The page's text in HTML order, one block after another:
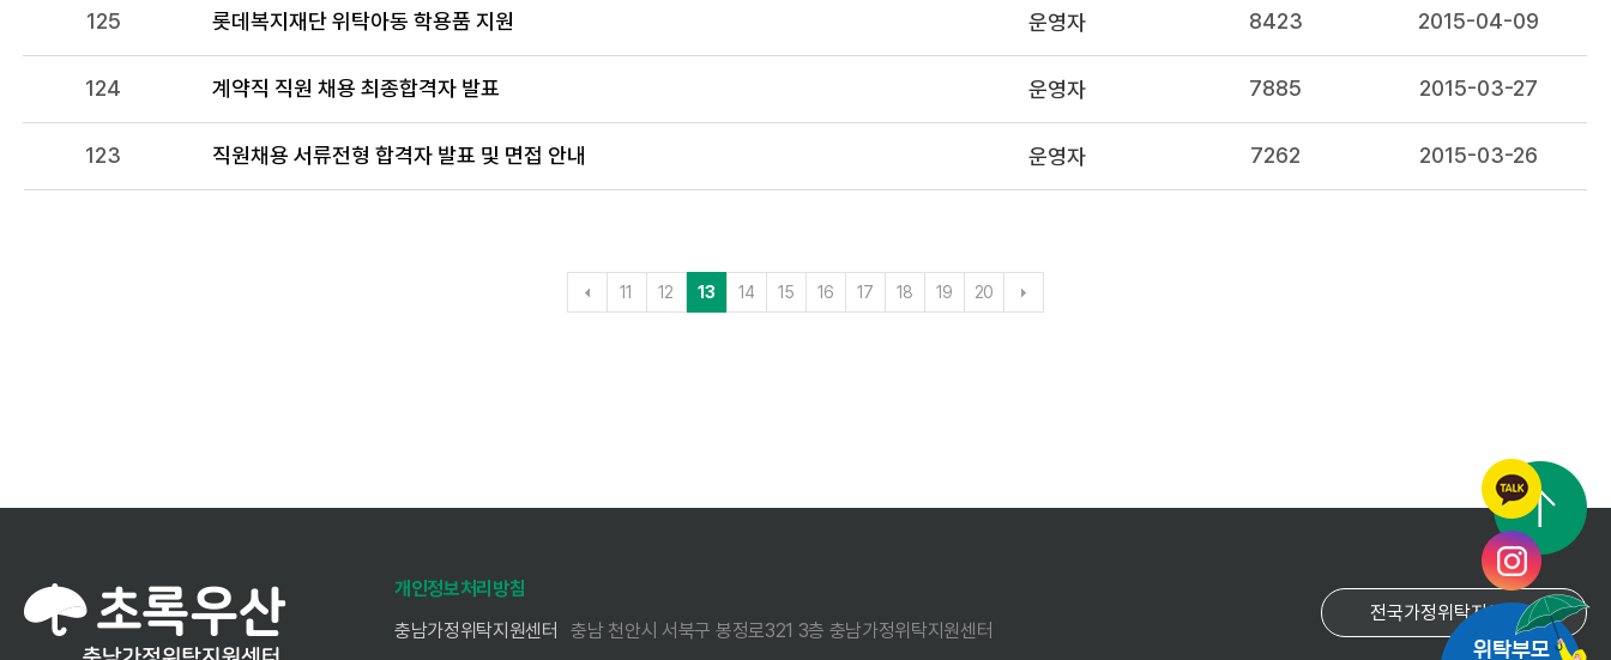
125 롯데복지재단 위탁아동 학용품 지원 운영자 8423 2015-04-09
124 계약직 직원 채용 최종합격자 발표 운영자 7885 2015-03-27
123 직원채용 서류전형 합격자 발표 및 면접 안내 운영자 7262 2015-03-26
11 12 13 14 15 16 17 18 19 20
개인정보처리방침
충남가정위탁지원센터
충남 천안시 서북구 봉정로321 3층 충남가정위탁지원센터
위탁부모